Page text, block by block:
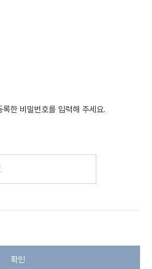
한 비밀번호를 입력해 주세요.
확인